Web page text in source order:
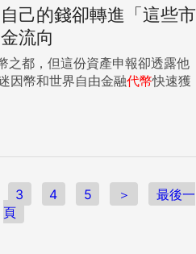
己的錢卻轉進「這些市
流向
之都，但這份資產申報卻透露他
因幣和世界自由金融代幣快速獲
3 4 5 ＞
最後一
頁